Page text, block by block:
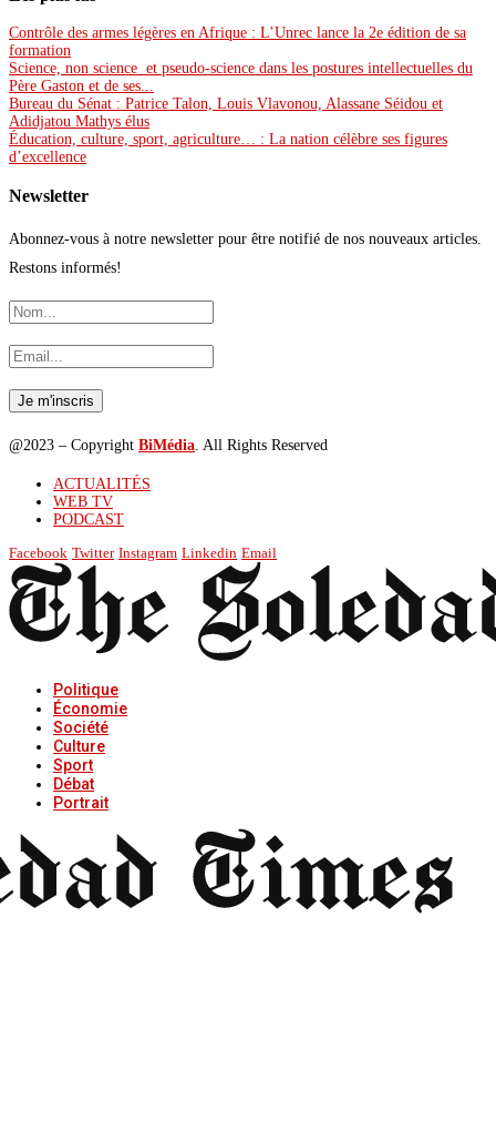
Contrôle des armes légères en Afrique : L’Unrec lance la 2e édition de sa
formation
Science, non science et pseudo-science dans les postures intellectuelles du
Père Gaston et de ses...
Bureau du Sénat : Patrice Talon, Louis Vlavonou, Alassane Séidou et
Adidjatou Mathys élus
Éducation, culture, sport, agriculture… : La nation célèbre ses figures
d’excellence
Newsletter
Abonnez-vous à notre newsletter pour être notifié de nos nouveaux articles.
Restons informés!
@2023 – Copyright BiMédia. All Rights Reserved
ACTUALITÉS
WEB TV
PODCAST
Facebook Twitter Instagram Linkedin Email
Politique
Économie
Société
Culture
Sport
Débat
Portrait